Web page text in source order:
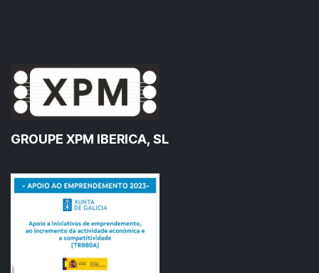
GROUPE XPM IBERICA, SL